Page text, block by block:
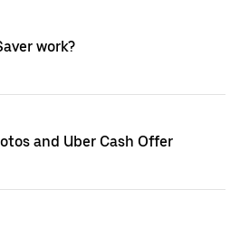
work?
and Uber Cash Offer